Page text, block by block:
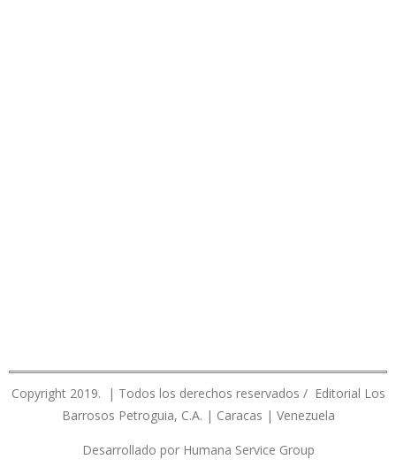
Copyright 2019. | Todos los derechos reservados / Editorial Los
Barrosos Petroguia, C.A. | Caracas | Venezuela
Desarrollado por Humana Service Group